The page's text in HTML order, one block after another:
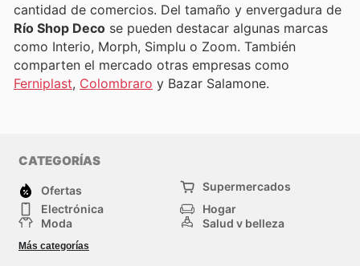
cantidad de comercios. Del tamaño y envergadura de
Río Shop Deco se pueden destacar algunas marcas
como Interio, Morph, Simplu o Zoom. También
comparten el mercado otras empresas como
Ferniplast, Colombraro y Bazar Salamone.
CATEGORÍAS
Ofertas
Supermercados
Electrónica
Hogar
Moda
Salud y belleza
Deportes
Más categorías